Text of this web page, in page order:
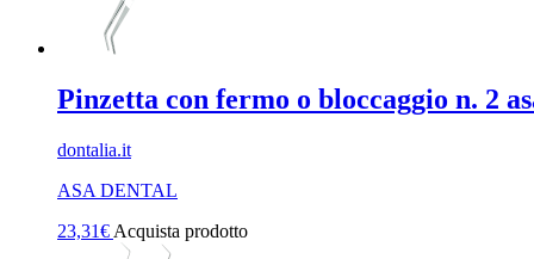
Pinzetta con fermo o bloccaggio n. 2
dontalia.it
ASA DENTAL
23,31€ Acquista prodotto